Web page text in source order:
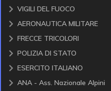
VIGILI DEL FUOCO
AERONAUTICA MILITARE
FRECCE TRICOLORI
POLIZIA DI STATO
ESERCITO ITALIANO
ANA - Ass. Nazionale Alpini